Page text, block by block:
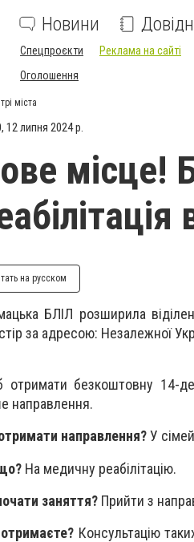
Новини
Спецпроєкти Реклама на сайті
Оголошення
міста
12 липня 2024 р.
місце!
на русском
БЛІЛ розширила
за адресою: Незалежної
безкоштовну 14-
направлення.
направлення?У
На медичну реабілітацію.
заняття? Прийти з
Консультацію